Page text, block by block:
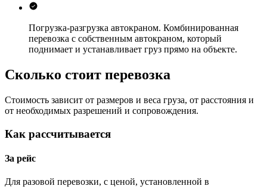
Погрузка-разгрузка автокраном. Комбинированная
перевозка с собственным автокраном, который
поднимает и устанавливает груз прямо на объекте.
Сколько стоит перевозка
Стоимость зависит от размеров и веса груза, от расстояния и
от необходимых разрешений и сопровождения.
Как рассчитывается
За рейс
Для разовой перевозки, с ценой, установленной в